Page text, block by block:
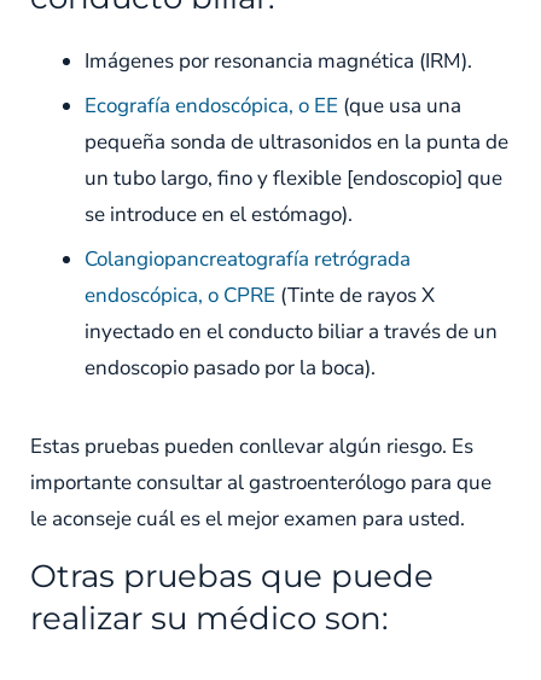
Imágenes por resonancia magnética (IRM).
Ecografía endoscópica, o EE (que usa una
pequeña sonda de ultrasonidos en la punta de
un tubo largo, fino y flexible [endoscopio] que
se introduce en el estómago).
Colangiopancreatografía retrógrada
endoscópica, o CPRE (Tinte de rayos X
inyectado en el conducto biliar a través de un
endoscopio pasado por la boca).
Estas pruebas pueden conllevar algún riesgo. Es
importante consultar al gastroenterólogo para que
le aconseje cuál es el mejor examen para usted.
Otras pruebas que puede
realizar su médico son: